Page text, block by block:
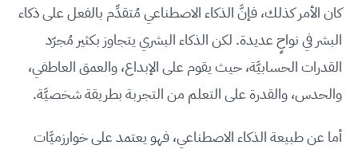
كان الأمر كذلك، فإنَّ الذكاء الاصطناعي مُتقدِّم بالفعل على ذكاء
البشر في نواحٍ عديدة. لكن الذكاء البشري يتجاوز بكثير مُجرّد
القدرات الحسابيَّة، حيث يقوم على الإبداع، والعمق العاطفي،
والحدس، والقدرة على التعلم من التجربة بطريقة شخصيَّة.
أما عن طبيعة الذكاء الاصطناعي، فهو يعتمد على خوارزميَّات